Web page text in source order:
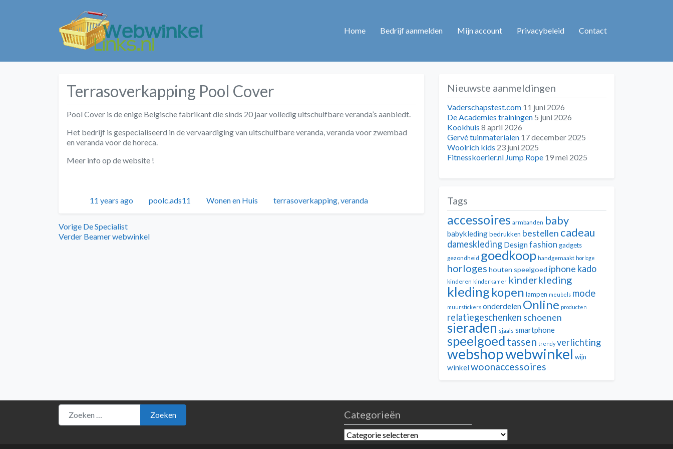
Home Bedrijf aanmelden Mijn account Privacybeleid Contact
Terrasoverkapping Pool Cover
Pool Cover is de enige Belgische fabrikant die sinds 20 jaar volledig uitschuifbare veranda’s aanbiedt.
Het bedrijf is gespecialiseerd in de vervaardiging van uitschuifbare veranda, veranda voor zwembad
en veranda voor de horeca.
Meer info op de website !
Geplaatst
11 years ago Auteur
poolc.ads11 Categorieën
Wonen en Huis Tags
terrasoverkapping veranda
Bericht
Vorige Vorig
bericht:
De Specialist
Verder Volgend
Beamer webwinkel
Nieuwste aanmeldingen
Vaderschapstest.com 11 juni 2026
De Academies trainingen 5 juni 2026
Kookhuis 8 april 2026
Gervé tuinmaterialen 17 december 2025
Woolrich kids 23 juni 2025
Fitnesskoerier.nl Jump Rope 19 mei 2025
Tags
accessoires armbanden baby
babykledingbedrukken bestellen cadeau
dameskleding Design fashion gadgets
gezondheid goedkoop handgemaakt horloge
horloges houten speelgoed iphone kado
kinderen kinderkamer kinderkleding
kleding kopen lampen meubels mode
muurstickers onderdelen Online producten
relatiegeschenken schoenen
sieraden sjaals smartphone
speelgoed tassen trendy verlichting
webshopwebwinkel wijn
winkelwoonaccessoires
Zoeken naar:
Zoeken Categorieën
Categorieën